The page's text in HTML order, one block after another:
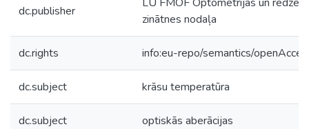
dc.publisher
zinātnes nodaļa
dc.rights info:eu-repo/semantics/
dc.subject krāsu temperatūra
dc.subject optiskās aberācijas